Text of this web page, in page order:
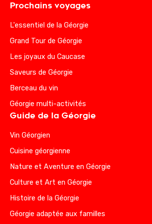
Prochains voyages
L'essentiel de la Géorgie
Grand Tour de Géorgie
Les joyaux du Caucase
Saveurs de Géorgie
Berceau du vin
Géorgie multi-activités
Guide de la Géorgie
Vin Géorgien
Cuisine géorgienne
Nature et Aventure en Géorgie
Culture et Art en Géorgie
Histoire de la Géorgie
Géorgie adaptée aux familles